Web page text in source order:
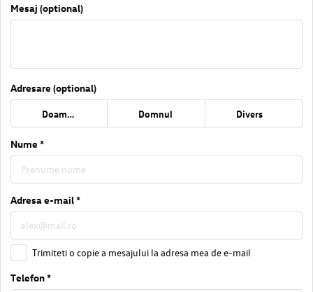
Mesaj (optional)
Adresare (optional)
Doamna Domnul Divers
Nume *
Adresa e-mail *
Trimiteti o copie a mesajului la adresa mea de e-mail
Telefon *